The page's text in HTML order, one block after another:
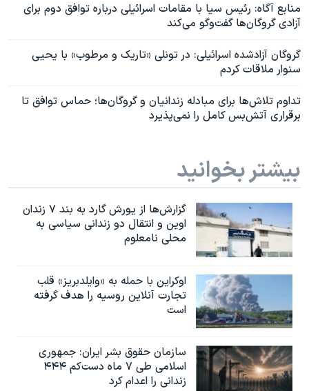
منابع آگاه: رئیس سیا با مقامات اسرائيلی درباره توافق دوم برای
آزادی گروگان‌ها گفت‌وگو می‌کند
گروگان آزاد‌شده اسرائیلی: در تونلی «تاریک و مرطوب» با یحیی
سنوار ملاقات کردم
تداوم تلاش‌ها برای مبادله زندانیان و گروگان‌ها؛ حماس توافق تا
برقراری آتش‌بس کامل را نمی‌پذیرد
بیشتر بخوانید
گزارش‌ها از یورش گارد به بند ۷ زندان
اوین و انتقال دو زندانی سیاسی به
محلی نامعلوم
اوکراین با حمله به «وایلدبریز» قلب
تجارت آنلاین روسیه را هدف گرفته
است
سازمان حقوق بشر ایران: جمهوری
اسلامی طی ۷ ماه دست‌کم ۴۴۴
زندانی را اعدام کرد